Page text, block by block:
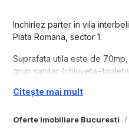
Oferte imobiliare Bucuresti
Inchiriez parter in vila
Piata Romana, sector 1.
Suprafata utila este de
grup sanitar
Locatia este situata la
instalatie electrica si sanitare
Citește mai mult